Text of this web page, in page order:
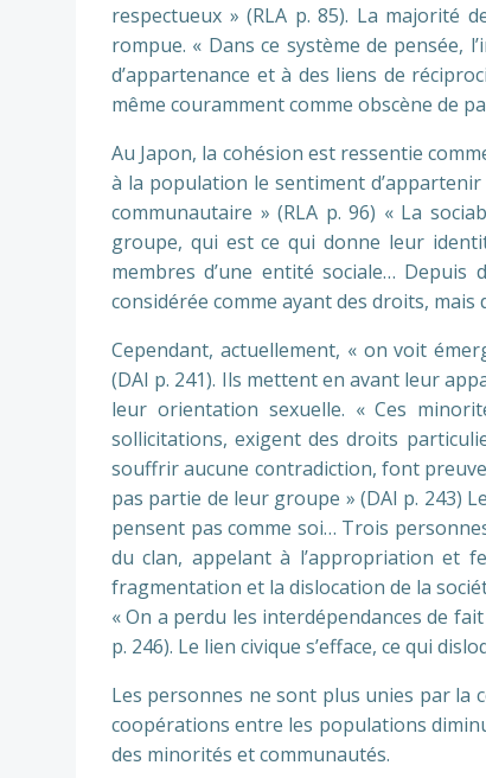
respectueux » (RLA p. 85). La majorité
rompue. « Dans ce système de pensée,
d’appartenance et à des liens de
même couramment comme obscène de
Au Japon, la cohésion est ressentie
à la population le sentiment
communautaire » (RLA p. 96) « La
groupe, qui est ce qui donne leur
membres d’une entité sociale…
considérée comme ayant des droits, mais
Cependant, actuellement, « on voit
(DAI p. 241). Ils mettent en avant leur
leur orientation sexuelle. « Ces
sollicitations, exigent des droits
souffrir aucune contradiction, font
pas partie de leur groupe » (DAI p. 243)
pensent pas comme soi… Trois
du clan, appelant à l’appropriation et
fragmentation et la dislocation de la
« On a perdu les interdépendances de
p. 246). Le lien civique s’efface, ce qui
Les personnes ne sont plus unies par la
coopérations entre les populations
des minorités et communautés.